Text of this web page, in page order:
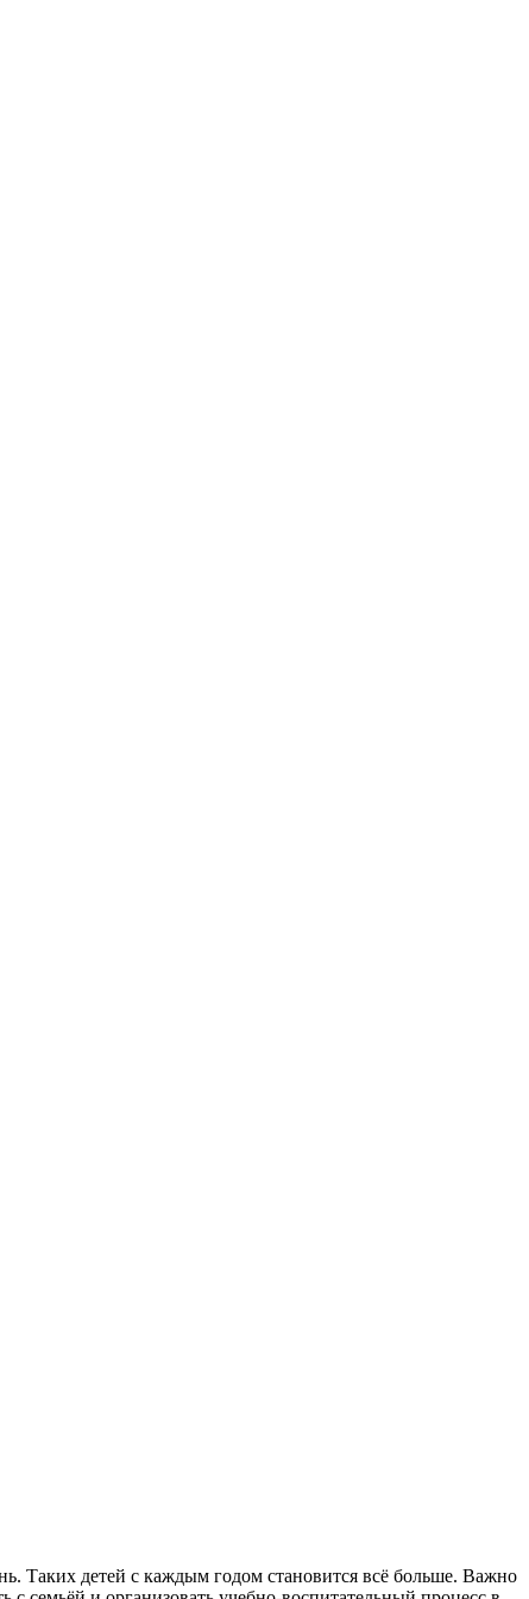
Таких детей с каждым годом становится всё больше. Важно